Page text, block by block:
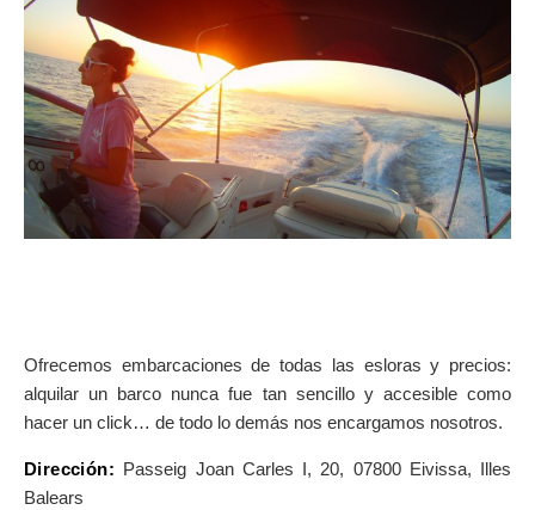
Ofrecemos embarcaciones de todas las esloras y precios:
alquilar un barco nunca fue tan sencillo y accesible como
hacer un click… de todo lo demás nos encargamos nosotros.
Dirección: Passeig Joan Carles I, 20, 07800 Eivissa, Illes
Balears